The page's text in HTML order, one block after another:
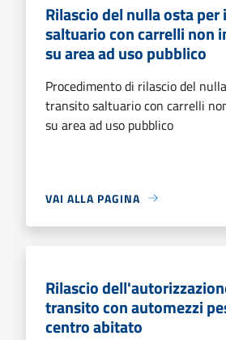
Rilascio del nulla osta
saltuario con carrelli non
su area ad uso pubblico
Procedimento di rilascio del
transito saltuario con carrelli
su area ad uso pubblico
VAI ALLA PAGINA
Rilascio
transito con automezzi
centro abitato